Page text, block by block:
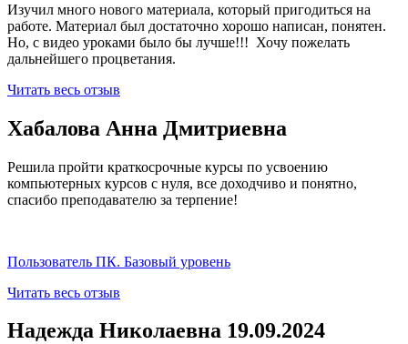
Изучил много нового материала, который пригодиться на
работе. Материал был достаточно хорошо написан, понятен.
Но, с видео уроками было бы лучше!!! Хочу пожелать
дальнейшего процветания.
Читать весь отзыв
Хабалова Анна Дмитриевна
Решила пройти краткосрочные курсы по усвоению
компьютерных курсов с нуля, все доходчиво и понятно,
спасибо преподавателю за терпение!
Пользователь ПК. Базовый уровень
Читать весь отзыв
Надежда Николаевна 19.09.2024